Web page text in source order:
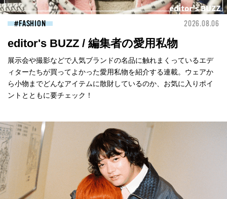
FASHION 2026.08.06
editor's BUZZ / 編集者の愛用私物
展示会や撮影などで人気ブランドの名品に触れまくっているエデ
ィターたちが買ってよかった愛用私物を紹介する連載。ウェアか
ら小物までどんなアイテムに散財しているのか、お気に入りポイ
ントとともに要チェック！